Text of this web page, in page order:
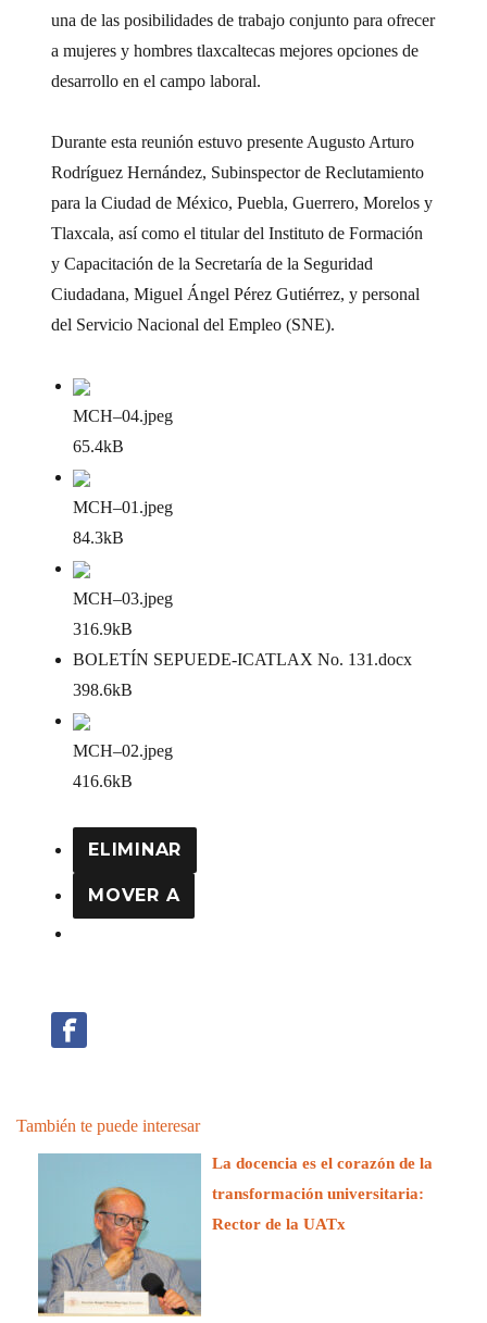
una de las posibilidades de trabajo conjunto para ofrecer
a mujeres y hombres tlaxcaltecas mejores opciones de
desarrollo en el campo laboral.
Durante esta reunión estuvo presente Augusto Arturo
Rodríguez Hernández, Subinspector de Reclutamiento
para la Ciudad de México, Puebla, Guerrero, Morelos y
Tlaxcala, así como el titular del Instituto de Formación
y Capacitación de la Secretaría de la Seguridad
Ciudadana, Miguel Ángel Pérez Gutiérrez, y personal
del Servicio Nacional del Empleo (SNE).
MCH–04.jpeg
65.4kB
MCH–01 .jpeg
84.3kB
MCH–03.jpeg
316.9kB
BOLETÍN SEPUEDE-ICATLAX No. 131 .docx
398.6kB
MCH–02.jpeg
416.6kB
ELIMINAR
MOVER A
También te puede interesar
La docencia es el corazón de la
transformación universitaria:
Rector de la UATx